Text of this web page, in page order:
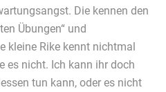
Die kennen den
Übungen“ und
kleine Rike kennt nichtmal
es nicht. Ich kann ihr doch
tun kann, oder es nicht